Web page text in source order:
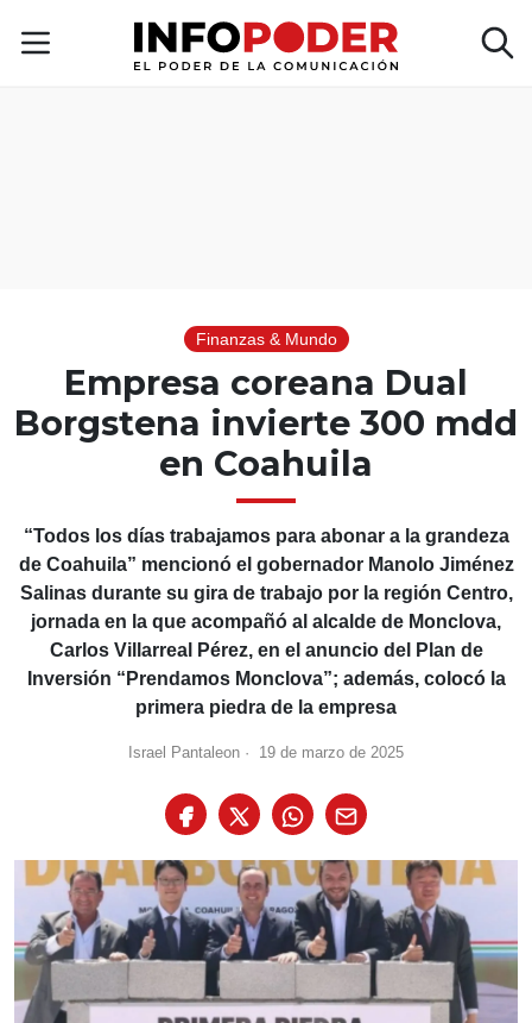
Finanzas & Mundo
Empresa coreana Dual
Borgstena invierte 300 mdd
en Coahuila
“Todos los días trabajamos para abonar a la grandeza
de Coahuila” mencionó el gobernador Manolo Jiménez
Salinas durante su gira de trabajo por la región Centro,
jornada en la que acompañó al alcalde de Monclova,
Carlos Villarreal Pérez, en el anuncio del Plan de
Inversión “Prendamos Monclova”; además, colocó la
primera piedra de la empresa
Israel Pantaleon · 19 de marzo de 2025